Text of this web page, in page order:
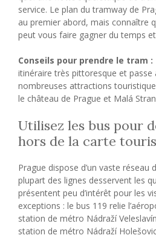
service. Le plan du tramway de
au premier abord, mais connaître
peut vous faire gagner du temps et
Conseils pour prendre le tram :
itinéraire très pittoresque et passe
nombreuses attractions
le château de Prague et Malá
Utilisez les bus pour
hors de la carte
Prague dispose d’un vaste réseau
plupart des lignes desservent les
présentent peu d’intérêt pour les
exceptions : le bus 119 relie
station de métro Nádraží
station de métro Nádraží